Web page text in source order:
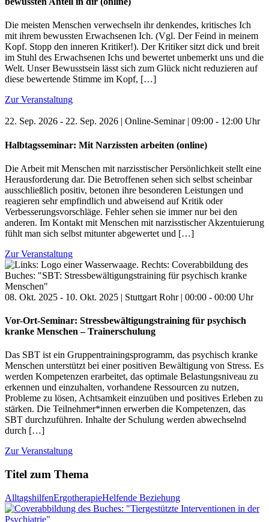
Die meisten Menschen verwechseln ihr denkendes, kritisches Ich
mit ihrem bewussten Erwachsenen Ich. (Vgl. Der Feind in meinem
Kopf. Stopp den inneren Kritiker!). Der Kritiker sitzt dick und breit
im Stuhl des Erwachsenen Ichs und bewertet unbemerkt uns und die
Welt. Unser Bewusstsein lässt sich zum Glück nicht reduzieren auf
diese bewertende Stimme im Kopf, […]
Zur Veranstaltung
22. Sep. 2026 - 22. Sep. 2026 | Online-Seminar | 09:00 - 12:00 Uhr
Halbtagsseminar: Mit Narzissten arbeiten (online)
Die Arbeit mit Menschen mit narzisstischer Persönlichkeit stellt eine
Herausforderung dar. Die Betroffenen sehen sich selbst scheinbar
ausschließlich positiv, betonen ihre besonderen Leistungen und
reagieren sehr empfindlich und abweisend auf Kritik oder
Verbesserungsvorschläge. Fehler sehen sie immer nur bei den
anderen. Im Kontakt mit Menschen mit narzisstischer Akzentuierung
fühlt man sich selbst mitunter abgewertet und […]
Zur Veranstaltung
08. Okt. 2025 - 10. Okt. 2025 | Stuttgart Rohr | 00:00 - 00:00 Uhr
Vor-Ort-Seminar: Stressbewältigungstraining für psychisch
kranke Menschen – Trainerschulung
Das SBT ist ein Gruppentrainingsprogramm, das psychisch kranke
Menschen unterstützt bei einer positiven Bewältigung von Stress. Es
werden Kompetenzen erarbeitet, das optimale Belastungsniveau zu
erkennen und einzuhalten, vorhandene Ressourcen zu nutzen,
Probleme zu lösen, Achtsamkeit einzuüben und positives Erleben zu
stärken. Die Teilnehmer*innen erwerben die Kompetenzen, das
SBT durchzuführen. Inhalte der Schulung werden abwechselnd
durch […]
Zur Veranstaltung
Titel zum Thema
AlltagshilfenErgotherapieHelfende Beziehung